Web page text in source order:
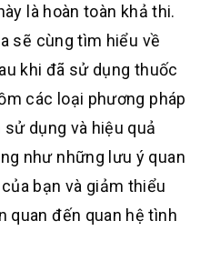
là hoàn toàn khả thi.
sẽ cùng tìm hiểu về
khi đã sử dụng thuốc
các loại phương pháp
dụng và hiệu quả
như những lưu ý quan
bạn và giảm thiểu
quan đến quan hệ tình